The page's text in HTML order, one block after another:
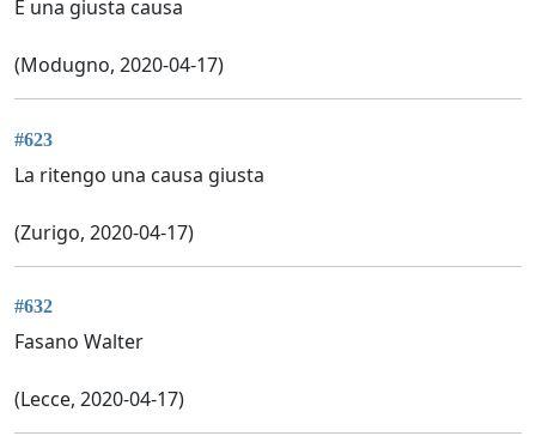
É una giusta causa
(Modugno, 2020-04-17)
#623
La ritengo una causa giusta
(Zurigo, 2020-04-17)
#632
Fasano Walter
(Lecce, 2020-04-17)